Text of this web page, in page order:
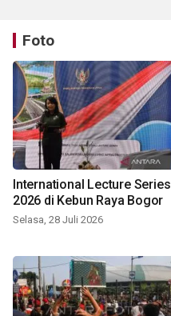
Foto
International Lecture Series
2026 di Kebun Raya Bogor
Selasa, 28 Juli 2026